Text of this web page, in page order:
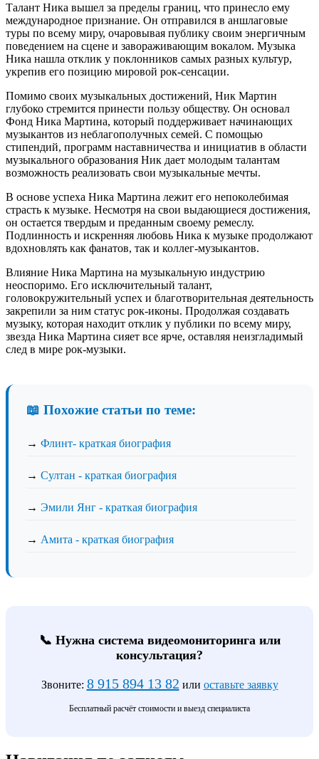
Талант Ника вышел за пределы границ, что принесло ему
международное признание. Он отправился в аншлаговые
туры по всему миру, очаровывая публику своим энергичным
поведением на сцене и завораживающим вокалом. Музыка
Ника нашла отклик у поклонников самых разных культур,
укрепив его позицию мировой рок-сенсации.
Помимо своих музыкальных достижений, Ник Мартин
глубоко стремится принести пользу обществу. Он основал
Фонд Ника Мартина, который поддерживает начинающих
музыкантов из неблагополучных семей. С помощью
стипендий, программ наставничества и инициатив в области
музыкального образования Ник дает молодым талантам
возможность реализовать свои музыкальные мечты.
В основе успеха Ника Мартина лежит его непоколебимая
страсть к музыке. Несмотря на свои выдающиеся достижения,
он остается твердым и преданным своему ремеслу.
Подлинность и искренняя любовь Ника к музыке продолжают
вдохновлять как фанатов, так и коллег-музыкантов.
Влияние Ника Мартина на музыкальную индустрию
неоспоримо. Его исключительный талант,
головокружительный успех и благотворительная деятельность
закрепили за ним статус рок-иконы. Продолжая создавать
музыку, которая находит отклик у публики по всему миру,
звезда Ника Мартина сияет все ярче, оставляя неизгладимый
след в мире рок-музыки.
📖 Похожие статьи по теме:
→ Флинт- краткая биография
→ Султан - краткая биография
→ Эмили Янг - краткая биография
→ Амита - краткая биография
📞 Нужна система видеомониторинга или
консультация?
Звоните: 8 915 894 13 82 или оставьте заявку
Бесплатный расчёт стоимости и выезд специалиста